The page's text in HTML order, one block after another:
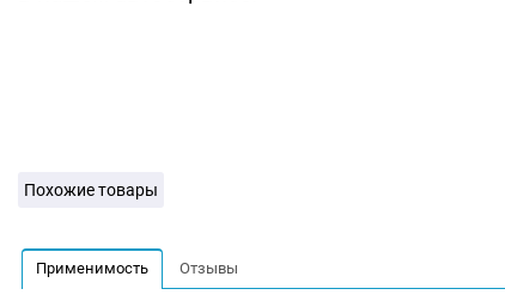
Похожие товары
Применимость Отзывы